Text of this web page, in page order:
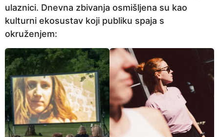
ulaznici. Dnevna zbivanja osmišljena su kao
kulturni ekosustav koji publiku spaja s
okruženjem: